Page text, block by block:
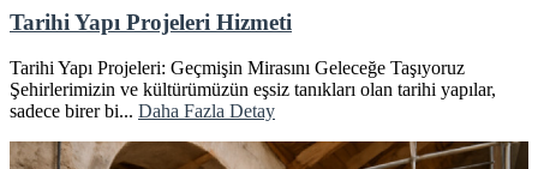
Tarihi Yapı Projeleri Hizmeti
Tarihi Yapı Projeleri: Geçmişin Mirasını Geleceğe Taşıyoruz
Şehirlerimizin ve kültürümüzün eşsiz tanıkları olan tarihi yapılar,
sadece birer bi... Daha Fazla Detay